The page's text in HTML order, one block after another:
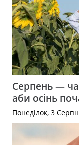
Серпень —
аби осінь
Понеділок, 3